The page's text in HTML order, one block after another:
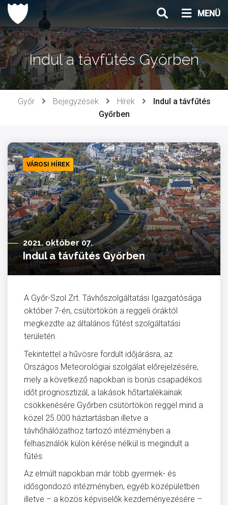
Ugrás
tartalomhoz
MENÜ
Indul a távfűtés Győrben
Győr Bejegyzések Hírek
Indul a távfűtés
Győrben
VÁROSI HÍREK
2021. október 07.
Indul a távfűtés Győrben
A Győr-Szol Zrt. Távhőszolgáltatási Igazgatósága
október 7-én, csütörtökön a reggeli óráktól
megkezdte az általános fűtést szolgáltatási
területén.
Tekintettel a hűvösre fordult időjárásra, az
Országos Meteorológiai szolgálat előrejelzésére,
mely a következő napokban is borús csapadékos
időt prognosztizál, a lakások hőtartalékainak
csökkenésére Győrben csütörtökön reggel mind a
közel 25.000 háztartásban illetve a
távhőhálózathoz tartozó intézményben a
felhasználók külön kérése nélkül is megindult a
fűtés.
Az elmúlt napokban már több gyermek- és
idősgondozó intézményben, egyéb középületben
illetve – a közös képviselők kezdeményezésére –